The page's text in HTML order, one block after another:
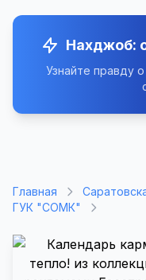
Нахджоб:
Узнайте правду
Главная
ГУК "СОМК"